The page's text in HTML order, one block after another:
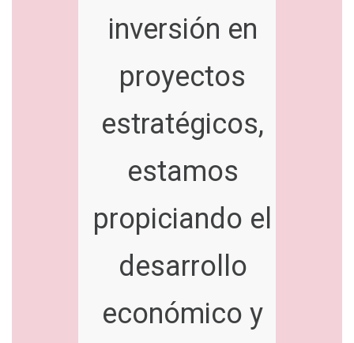
inversión en
proyectos
estratégicos,
estamos
propiciando el
desarrollo
económico y